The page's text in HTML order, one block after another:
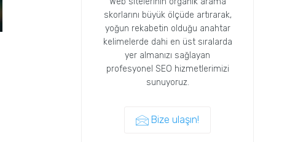
skorlarını büyük ölçüde artırarak,
yoğun rekabetin olduğu anahtar
kelimelerde dahi en üst sıralarda
yer almanızı sağlayan
profesyonel SEO hizmetlerimizi
sunuyoruz.
Bize ulaşın!